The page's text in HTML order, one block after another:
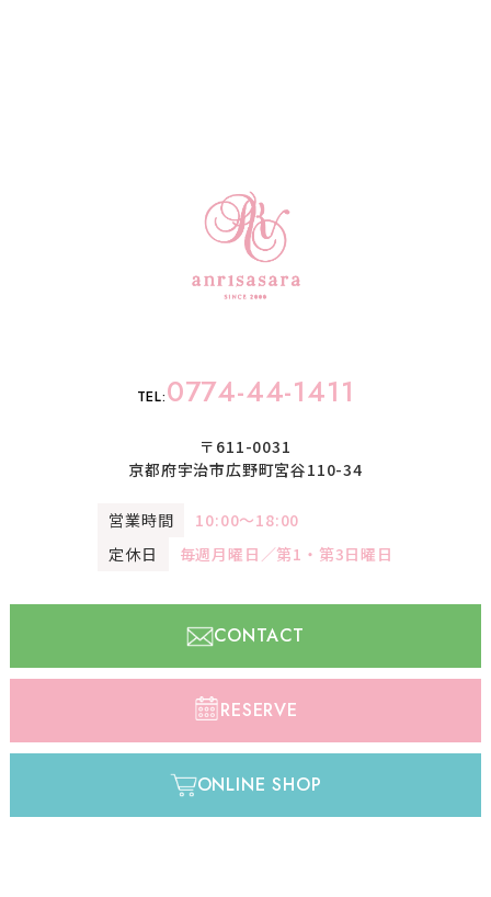
TEL:0774-44-1411
〒611-0031
京都府宇治市広野町宮谷110-34
営業時間
10:00〜18:00
定休日
毎週月曜日／第1・第3日曜日
CONTACT
RESERVE
ONLINE SHOP